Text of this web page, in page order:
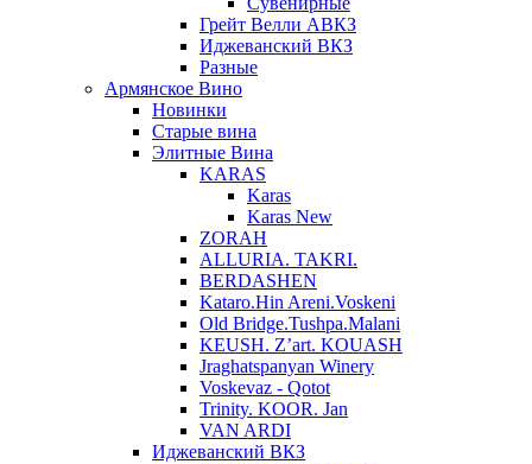
Грейт Велли АВКЗ
Иджеванский ВКЗ
Разные
Армянское Вино
Новинки
Старые вина
Элитные Вина
KARAS
Karas
Karas New
ZORAH
ALLURIA. TAKRI.
BERDASHEN
Kataro.Hin Areni.Voskeni
Old Bridge.Tushpa.Malani
KEUSH. Z’art. KOUASH
Jraghatspanyan Winery
Voskevaz - Qotot
Trinity. KOOR. Jan
VAN ARDI
Иджеванский ВКЗ